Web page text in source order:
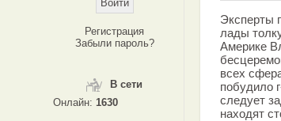
Регистрация
Забыли пароль?
В сети
Онлайн: 1630
Эксперты
лады
Америке
всех
побудило
следует
находят